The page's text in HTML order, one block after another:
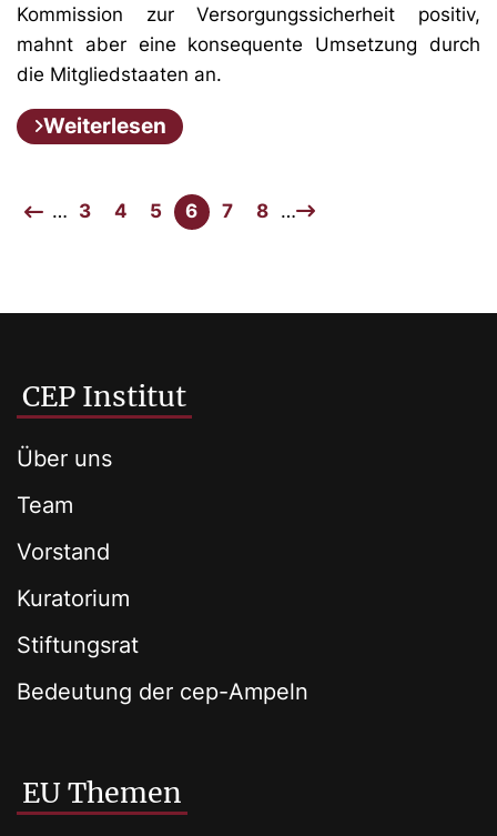
Kommission zur Versorgungssicherheit positiv,
mahnt aber eine konsequente Umsetzung durch
die Mitgliedstaaten an.
Weiterlesen
… 3 4 5 6 7 8 …
CEP Institut
Über uns
Team
Vorstand
Kuratorium
Stiftungsrat
Bedeutung der cep-Ampeln
EU Themen